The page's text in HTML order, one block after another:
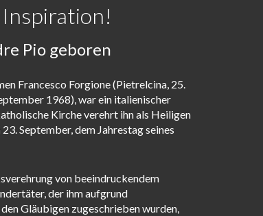
Inspiration!
Pio geboren
Francesco Forgione (Pietrelcina, 25.
1968), war ein italienischer
Kirche verehrt ihn als Heiligen
September, dem Jahrestag seines
von beeindruckendem
der ihm aufgrund
Gläubigen zugeschrieben wurden,